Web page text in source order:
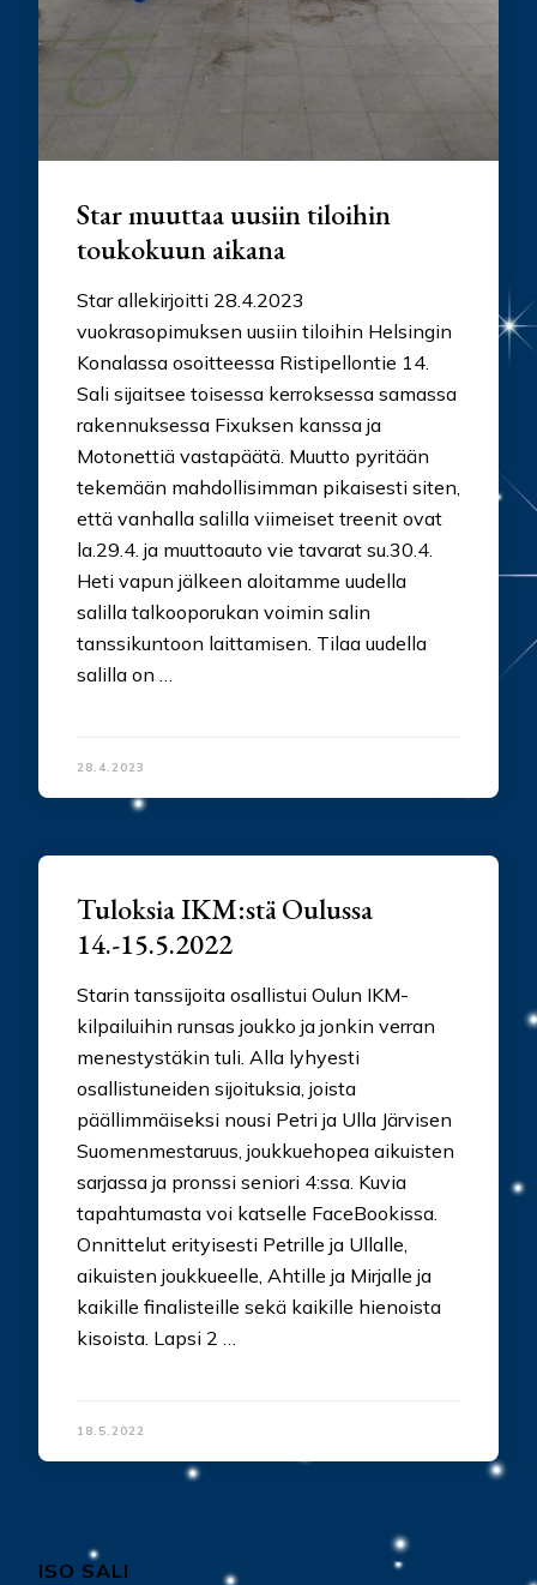
Star muuttaa uusiin tiloihin
toukokuun aikana
Star allekirjoitti 28.4.2023
vuokrasopimuksen uusiin tiloihin Helsingin
Konalassa osoitteessa Ristipellontie 14.
Sali sijaitsee toisessa kerroksessa samassa
rakennuksessa Fixuksen kanssa ja
Motonettiä vastapäätä. Muutto pyritään
tekemään mahdollisimman pikaisesti siten,
että vanhalla salilla viimeiset treenit ovat
la.29.4. ja muuttoauto vie tavarat su.30.4.
Heti vapun jälkeen aloitamme uudella
salilla talkooporukan voimin salin
tanssikuntoon laittamisen. Tilaa uudella
salilla on …
28.4.2023
Tuloksia IKM:stä Oulussa
14.-15.5.2022
Starin tanssijoita osallistui Oulun IKM-
kilpailuihin runsas joukko ja jonkin verran
menestystäkin tuli. Alla lyhyesti
osallistuneiden sijoituksia, joista
päällimmäiseksi nousi Petri ja Ulla Järvisen
Suomenmestaruus, joukkuehopea aikuisten
sarjassa ja pronssi seniori 4:ssa. Kuvia
tapahtumasta voi katselle FaceBookissa.
Onnittelut erityisesti Petrille ja Ullalle,
aikuisten joukkueelle, Ahtille ja Mirjalle ja
kaikille finalisteille sekä kaikille hienoista
kisoista. Lapsi 2 …
18.5.2022
ISO SALI